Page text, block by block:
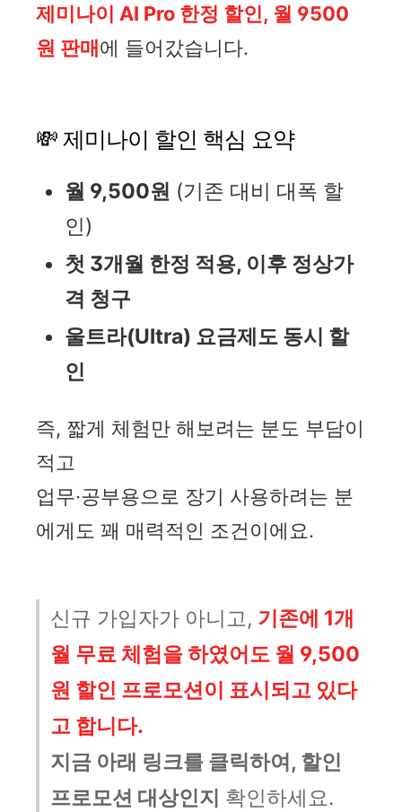
제미나이 AI Pro 한정 할인, 월 9500
원 판매에 들어갔습니다.
💸 제미나이 할인 핵심 요약
월 9,500원 (기존 대비 대폭 할
인)
첫 3개월 한정 적용, 이후 정상가
격 청구
울트라(Ultra) 요금제도 동시 할
인
즉, 짧게 체험만 해보려는 분도 부담이
적고
업무·공부용으로 장기 사용하려는 분
에게도 꽤 매력적인 조건이에요.
신규 가입자가 아니고, 기존에 1개
월 무료 체험을 하였어도 월 9,500
원 할인 프로모션이 표시되고 있다
고 합니다.
지금 아래 링크를 클릭하여, 할인
프로모션 대상인지 확인하세요.